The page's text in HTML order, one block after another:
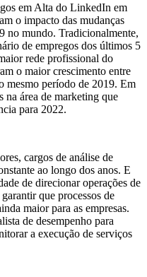
em Alta do LinkedIn em
o impacto das mudanças
no mundo. Tradicionalmente,
de empregos dos últimos 5
rede profissional do
o maior crescimento entre
mesmo período de 2019. Em
na área de marketing que
para 2022.
cargos de análise de
ao longo dos anos. E
de direcionar operações de
que processos de
maior para as empresas.
de desempenho para
a execução de serviços